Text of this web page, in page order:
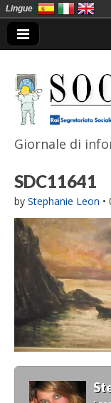
Giornale di
SDC11641
by Stephanie Leon •
Lingue